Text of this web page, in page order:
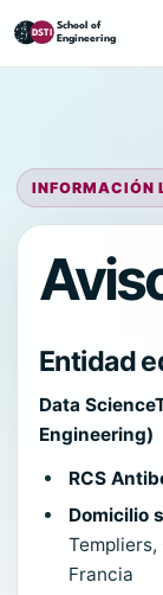
INFORMACIÓN
Entidad
Data
Engineering)
RCS
Domicilio
Francia